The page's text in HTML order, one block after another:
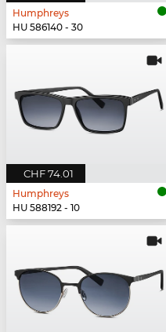
Humphreys
HU 586140 - 30
CHF 74.01
Humphreys
HU 588192 - 10